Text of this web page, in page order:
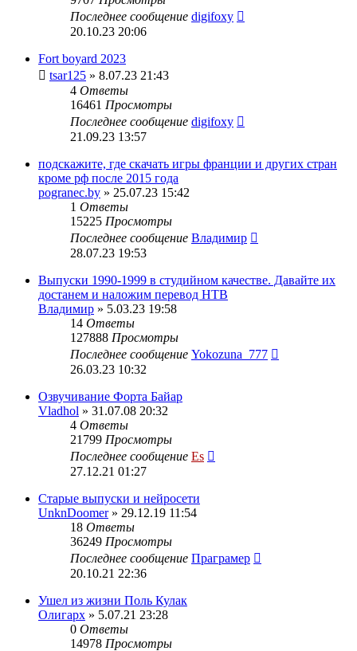
Последнее сообщение digifoxy
20.10.23 20:06
Fort boyard 2023
tsar125 » 8.07.23 21:43
4 Ответы
16461 Просмотры
Последнее сообщение digifoxy
21.09.23 13:57
подскажите, где скачать игры франции и других стран
кроме рф после 2015 года
pogranec.by » 25.07.23 15:42
1 Ответы
15225 Просмотры
Последнее сообщение Владимир
28.07.23 19:53
Выпуски 1990-1999 в студийном качестве. Давайте их
достанем и наложим перевод НТВ
Владимир » 5.03.23 19:58
14 Ответы
127888 Просмотры
Последнее сообщение Yokozuna_777
26.03.23 10:32
Озвучивание Форта Байар
Vladhol » 31.07.08 20:32
4 Ответы
21799 Просмотры
Последнее сообщение Es
27.12.21 01:27
Старые выпуски и нейросети
UnknDoomer» 29.12.19 11:54
18 Ответы
36249 Просмотры
Последнее сообщение Праграмер
20.10.21 22:36
Ушел из жизни Поль Кулак
Олигарх » 5.07.21 23:28
0 Ответы
14978 Просмотры